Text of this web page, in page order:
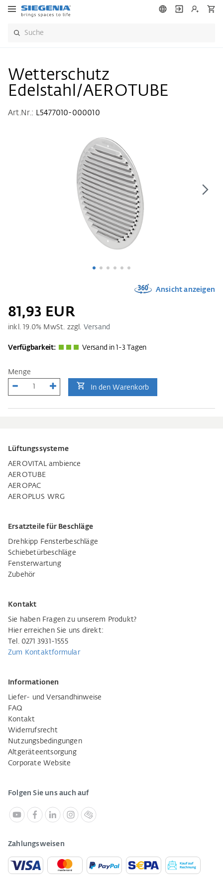
Wetterschutz
Edelstahl/AEROTUBE
Art.Nr.: L5477010-000010
Ansicht anzeigen
81,93 EUR
inkl. 19.0% MwSt. zzgl. Versand
Verfügbarkeit: Versand in 1-3 Tagen
Menge
In den Warenkorb
Lüftungssysteme
AEROVITAL ambience
AEROTUBE
AEROPAC
AEROPLUS WRG
Ersatzteile für Beschläge
Drehkipp Fensterbeschläge
Schiebetürbeschläge
Fensterwartung
Zubehör
Kontakt
Sie haben Fragen zu unserem Produkt?
Hier erreichen Sie uns direkt:
Tel. 0271 3931-1555
Zum Kontaktformular
Informationen
Liefer- und Versandhinweise
FAQ
Kontakt
Widerrufsrecht
Nutzungsbedingungen
Altgeräteentsorgung
Corporate Website
Folgen Sie uns auch auf
Zahlungsweisen